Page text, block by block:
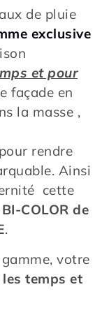
de pluie
exclusive
et pour
façade en
la masse ,
rendre
Ainsi
cette
BI-COLOR de
.
votre
temps et